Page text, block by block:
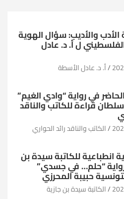
والأديب: سؤال الهوية
ل أ. د. عادل
أ. د. عادل الأسطة
في رواية “وادي الغيم”
سلطان قراءة للكاتب والناقد
الكاتب والناقد رائد الحواري
انطباعية للكاتبة سيدة بن
“حلم… في جسدي”
حبيبة المحرزي
الكاتبة سيدة بن جازية